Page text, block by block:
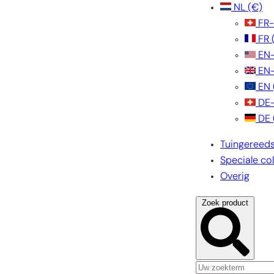
NL (€)
FR
EN
DE
Speciale
Overig
Zoek product